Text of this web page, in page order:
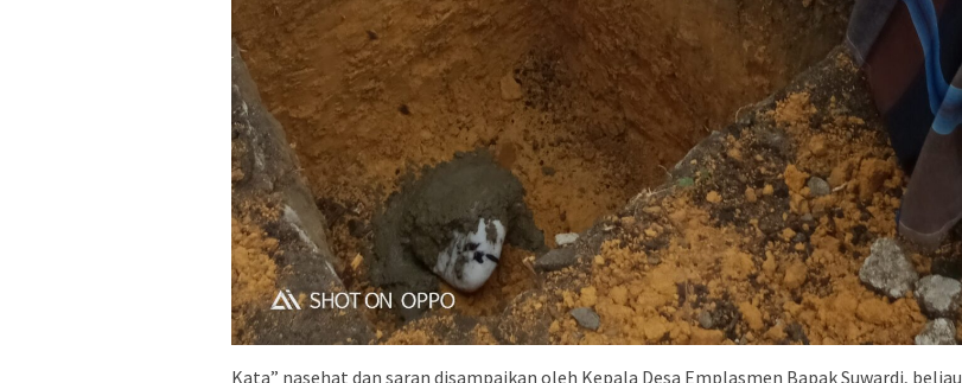
Kata” nasehat dan saran disampaikan oleh Kepala Desa Emplasmen Bapak Suwardi, beliau